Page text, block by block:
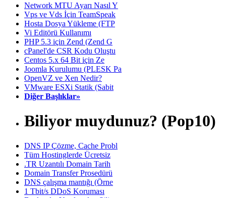
Network MTU Ayarı Nasıl Y
Vps ve Vds İçin TeamSpeak
Hosta Dosya Yükleme (FTP
Vi Editörü Kullanımı
PHP 5.3 için Zend (Zend G
cPanel'de CSR Kodu Oluştu
Centos 5.x 64 Bit için Ze
Joomla Kurulumu (PLESK Pa
OpenVZ ve Xen Nedir?
VMware ESXi Statik (Sabit
Diğer Başlıklar»
Biliyor muydunuz? (Pop10)
DNS IP Çözme, Cache Probl
Tüm Hostinglerde Ücretsiz
.TR Uzantılı Domain Tarih
Domain Transfer Prosedürü
DNS çalışma mantığı (Örne
1 Tbit/s DDoS Koruması